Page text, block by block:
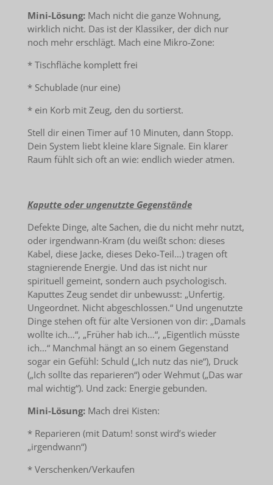
Mini-Lösung:Mach nicht die ganze Wohnung,
wirklich nicht. Das ist der Klassiker, der dich nur
noch mehr erschlägt. Mach eine Mikro-Zone:
* Tischfläche komplett frei
* Schublade (nur eine)
* ein Korb mit Zeug, den du sortierst.
Stell dir einen Timer auf 10 Minuten, dann Stopp.
Dein System liebt kleine klare Signale. Ein klarer
Raum fühlt sich oft an wie: endlich wieder atmen.
Kaputte oder ungenutzte Gegenstände
Defekte Dinge, alte Sachen, die du nicht mehr nutzt,
oder irgendwann-Kram (du weißt schon: dieses
Kabel, diese Jacke, dieses Deko-Teil…) tragen oft
stagnierende Energie. Und das ist nicht nur
spirituell gemeint, sondern auch psychologisch.
Kaputtes Zeug sendet dir unbewusst: „Unfertig.
Ungeordnet. Nicht abgeschlossen.“ Und ungenutzte
Dinge stehen oft für alte Versionen von dir: „Damals
wollte ich…“, „Früher hab ich…“, „Eigentlich müsste
ich…“ Manchmal hängt an so einem Gegenstand
sogar ein Gefühl: Schuld („Ich nutz das nie“), Druck
(„Ich sollte das reparieren“) oder Wehmut („Das war
mal wichtig“). Und zack: Energie gebunden.
Mini-Lösung:Mach drei Kisten:
* Reparieren (mit Datum! sonst wird’s wieder
„irgendwann“)
* Verschenken/Verkaufen